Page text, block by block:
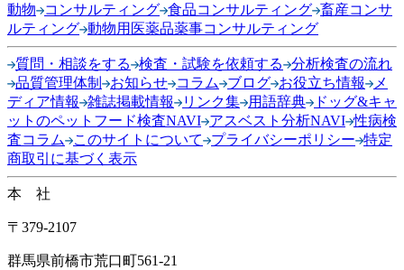
動物
コンサルティング 食品コンサルティング 畜産コンサ
ルティング 動物用医薬品薬事コンサルティング
質問・相談をする 検査・試験を依頼する
分析検査の流れ
品質管理体制
お知らせ コラム ブログ お役立ち情報
メ
ディア情報
雑誌掲載情報 リンク集 用語辞典
ドッグ&キャ
ットのペットフード検査NAVI アスベスト分析NAVI 性病検
査コラム
このサイトについて プライバシーポリシー 特定
商取引に基づく表示
本 社
〒379-2107
群馬県前橋市荒口町561-21